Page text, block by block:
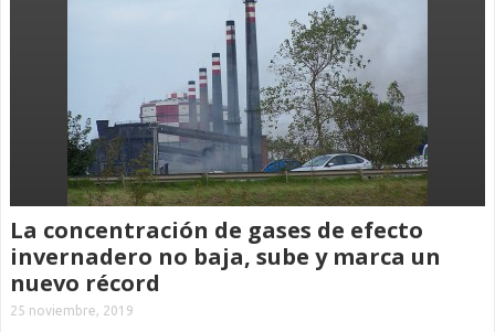
La concentración de gases de efecto
invernadero no baja, sube y marca un
nuevo récord
25 noviembre, 2019